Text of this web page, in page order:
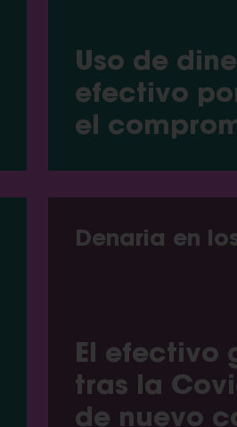
Uso de
efectivo
el
Denaria en
El efectivo
tras la
de nuevo